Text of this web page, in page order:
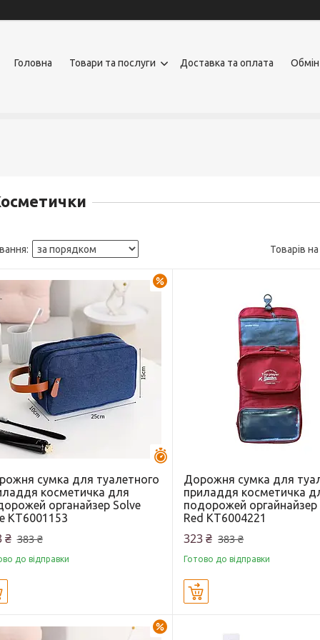
Головна Товари та послуги Доставка та оплата
сумка для туалетного
косметичка для
органайзер Solve
KT6001153
₴ 383 ₴
до відправки
Дорожня сумка для
приладдя косметичка
подорожей оргайнайзер
Red KT6004221
323 ₴ 383 ₴
Готово до відправки